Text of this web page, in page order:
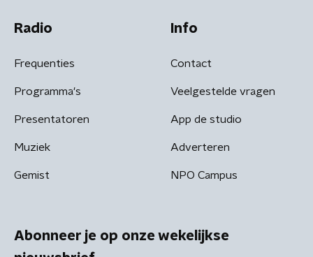
Radio
Frequenties
Programma's
Presentatoren
Muziek
Gemist
Info
Contact
Veelgestelde vragen
App de studio
Adverteren
NPO Campus
Abonneer je op onze wekelijkse